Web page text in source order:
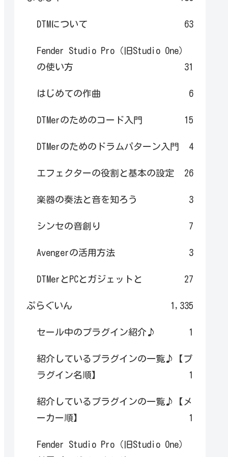
DTMについて 63
Fender Studio Pro（旧Studio One）
の使い方
31
はじめての作曲 6
DTMerのためのコード入門 15
DTMerのためのドラムパターン入門 4
エフェクターの役割と基本の設定 26
楽器の奏法と音を知ろう 3
シンセの音創り 7
Avengerの活用方法 3
DTMerとPCとガジェットと 27
ぷらぐいん 1,335
セール中のプラグイン紹介♪ 1
紹介しているプラグインの一覧♪【プ
ラグイン名順】
1
紹介しているプラグインの一覧♪【メ
ーカー順】
1
Fender Studio Pro（旧Studio One）